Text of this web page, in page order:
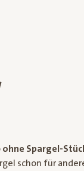
ohne Spargel-
schon für